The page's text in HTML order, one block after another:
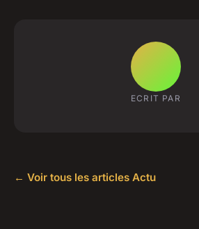
ECRIT PAR
← Voir tous les articles Actu